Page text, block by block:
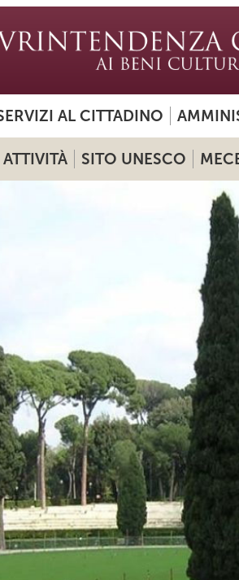
AL CITTADINO
ATTIVITÀ SITO UNESCO